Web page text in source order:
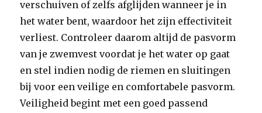
verschuiven of zelfs afglijden wanneer je in
het water bent, waardoor het zijn effectiviteit
verliest. Controleer daarom altijd de pasvorm
van je zwemvest voordat je het water op gaat
en stel indien nodig de riemen en sluitingen
bij voor een veilige en comfortabele pasvorm.
Veiligheid begint met een goed passend